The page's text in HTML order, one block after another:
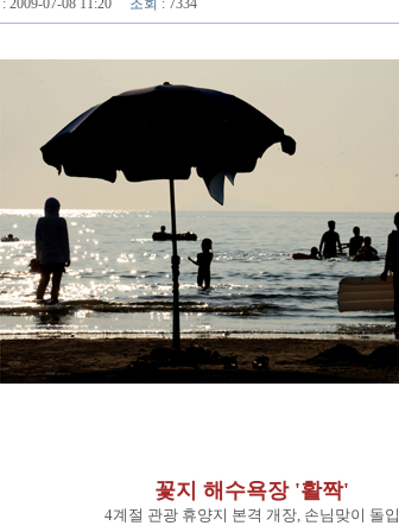
2009-07-08 11:20 조회 : 7334
꽃지 해수욕장 '활짝'
4계절 관광 휴양지 본격 개장, 손님맞이 돌입